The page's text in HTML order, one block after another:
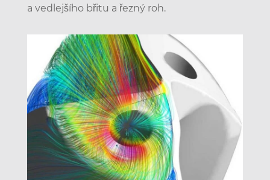
a vedlejšího břitu a řezný roh.